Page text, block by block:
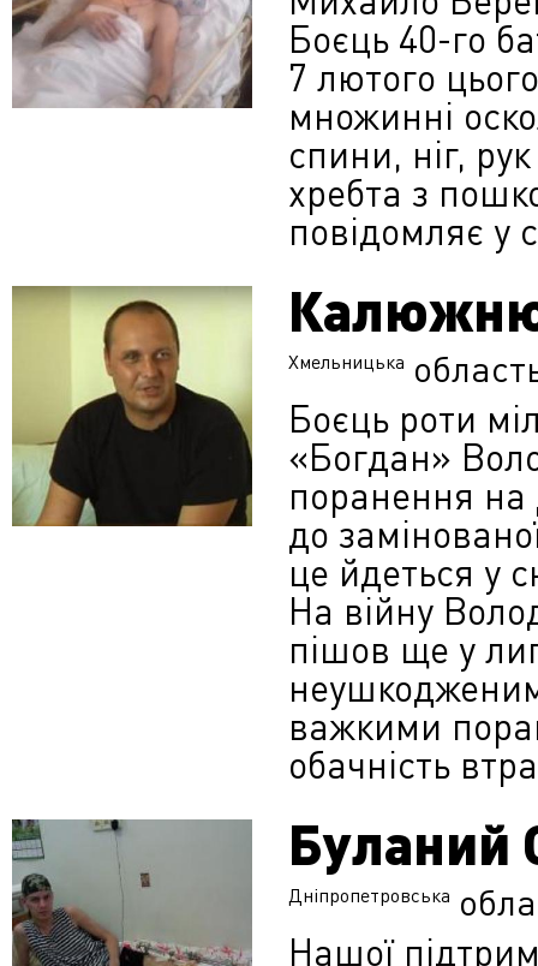
Боєць 40-го
7 лютого
множинні
спини, ніг,
хребта з
повідомляє у
Хмельницька
Боєць роти
«Богдан»
поранення на
до
це йдеться у
На війну
пішов ще у
важкими
обачність
Буланий
Дніпропетровська
Нашої